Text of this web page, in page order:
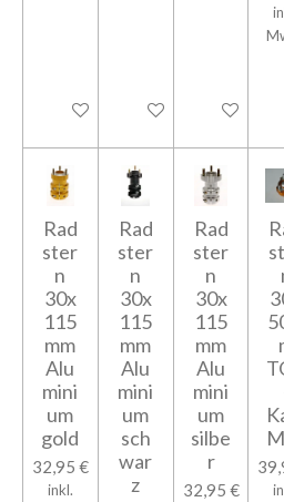
In den WarenkorbIn den Warenkorb
In den
Rad
ster
n
30x
115
mm
Alu
mini
um
gold
32,95 €
inkl.
Rad
ster
n
30x
115
mm
Alu
mini
um
sch
war
z
Rad
ster
n
30x
115
mm
Alu
mini
um
silbe
r
32,95 €